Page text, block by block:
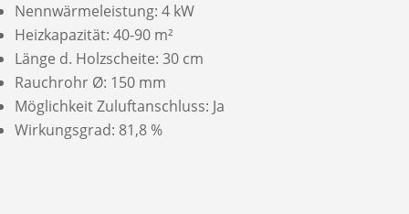
Nennwärmeleistung: 4 kW
Heizkapazität: 40-90 m²
Länge d. Holzscheite: 30 cm
Rauchrohr Ø: 150 mm
Möglichkeit Zuluftanschluss: Ja
Wirkungsgrad: 81,8 %